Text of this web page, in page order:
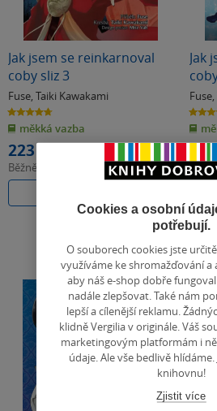
Jak jsem se reinkarnoval
coby sliz 3
Fuse, Taiki Kawakami
4.7
z
5
hvězdiček
měkká vazba
223 Kč
Běžně
Jak
Fuse,
5.0
z
5
Cookies a osobní
potřebují.
O souborech cookies jste
využíváme ke shromažďování a
aby náš e-shop dobře
nadále zlepšovat. Také nám
lepší a cílenější reklamu.
klidně Vergilia v originále. Váš
marketingovým platformám i
údaje. Ale vše bedlivě
knihovnu!
Zjistit více